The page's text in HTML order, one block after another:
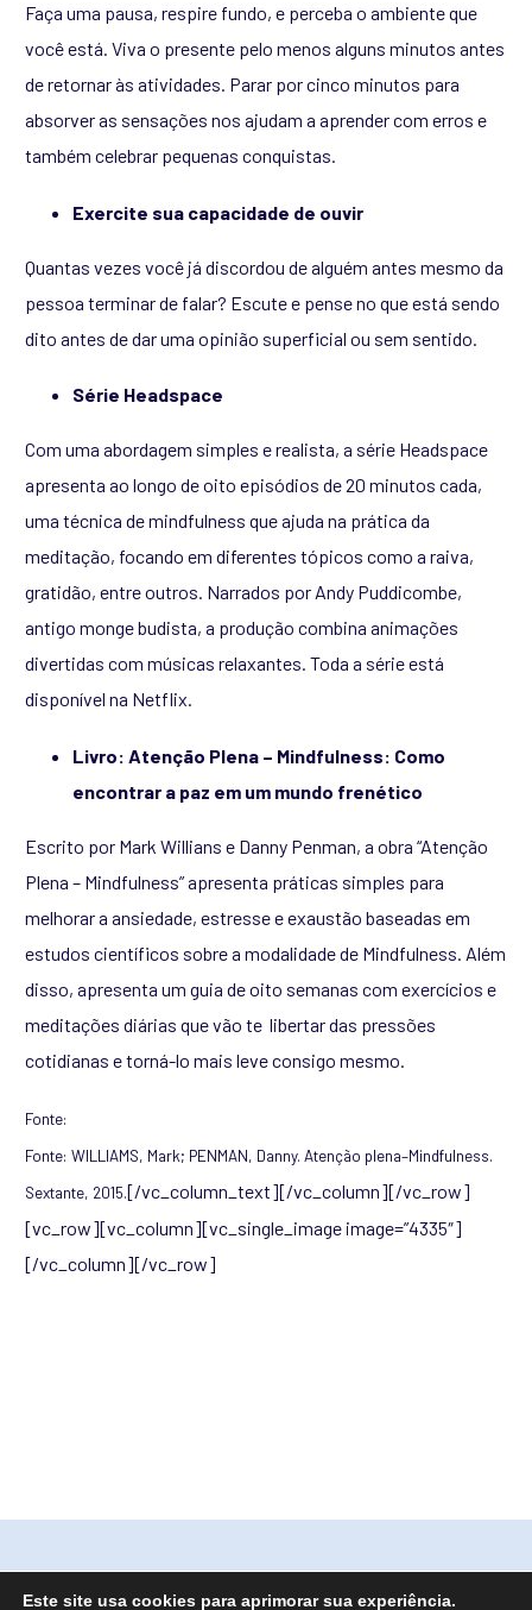
Faça uma pausa, respire fundo, e perceba o ambiente que
você está. Viva o presente pelo menos alguns minutos antes
de retornar às atividades. Parar por cinco minutos para
absorver as sensações nos ajudam a aprender com erros e
também celebrar pequenas conquistas.
Exercite sua capacidade de ouvir
Quantas vezes você já discordou de alguém antes mesmo da
pessoa terminar de falar? Escute e pense no que está sendo
dito antes de dar uma opinião superficial ou sem sentido.
Série Headspace
Com uma abordagem simples e realista, a série Headspace
apresenta ao longo de oito episódios de 20 minutos cada,
uma técnica de mindfulness que ajuda na prática da
meditação, focando em diferentes tópicos como a raiva,
gratidão, entre outros. Narrados por Andy Puddicombe,
antigo monge budista, a produção combina animações
divertidas com músicas relaxantes. Toda a série está
disponível na Netflix.
Livro: Atenção Plena – Mindfulness: Como
encontrar a paz em um mundo frenético
Escrito por Mark Willians e Danny Penman, a obra “Atenção
Plena – Mindfulness” apresenta práticas simples para
melhorar a ansiedade, estresse e exaustão baseadas em
estudos científicos sobre a modalidade de Mindfulness. Além
disso, apresenta um guia de oito semanas com exercícios e
meditações diárias que vão te libertar das pressões
cotidianas e torná-lo mais leve consigo mesmo.
Fonte:
Fonte: WILLIAMS, Mark; PENMAN, Danny. Atenção plena–Mindfulness.
Sextante, 2015.[/vc_column_text][/vc_column][/vc_row]
[vc_row][vc_column][vc_single_image image=”4335″]
[/vc_column][/vc_row]
Este site usa cookies para aprimorar sua experiência.